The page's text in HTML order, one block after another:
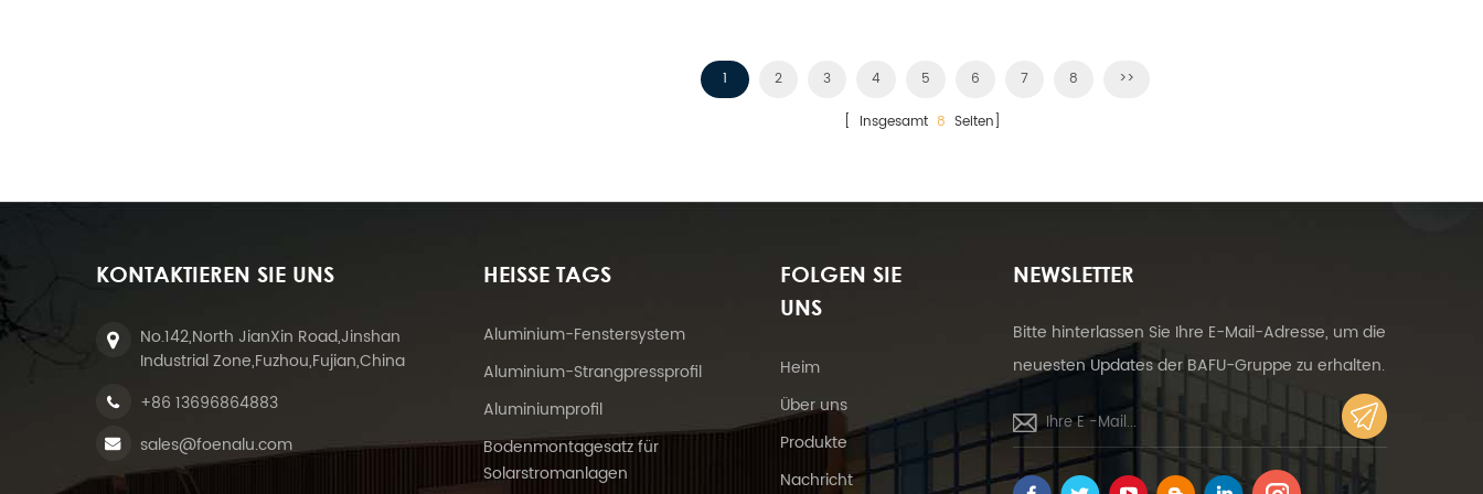
deckt.
1 2 3 4 5 6 7 8 >>
[ Insgesamt 8 Seiten]
KONTAKTIEREN SIE UNS
No.142,North JianXin Road,Jinshan
Industrial Zone,Fuzhou,Fujian,China
+86 13696864883
sales@foenalu.com
HEISSE TAGS
Aluminium-Fenstersystem
Aluminium-Strangpressprofil
Aluminiumprofil
Bodenmontagesatz für
Solarstromanlagen
FOLGEN SIE
UNS
Heim
Über uns
Produkte
Nachricht
NEWSLETTER
Bitte hinterlassen Sie Ihre E-Mail-Adresse, um die
neuesten Updates der BAFU-Gruppe zu erhalten.